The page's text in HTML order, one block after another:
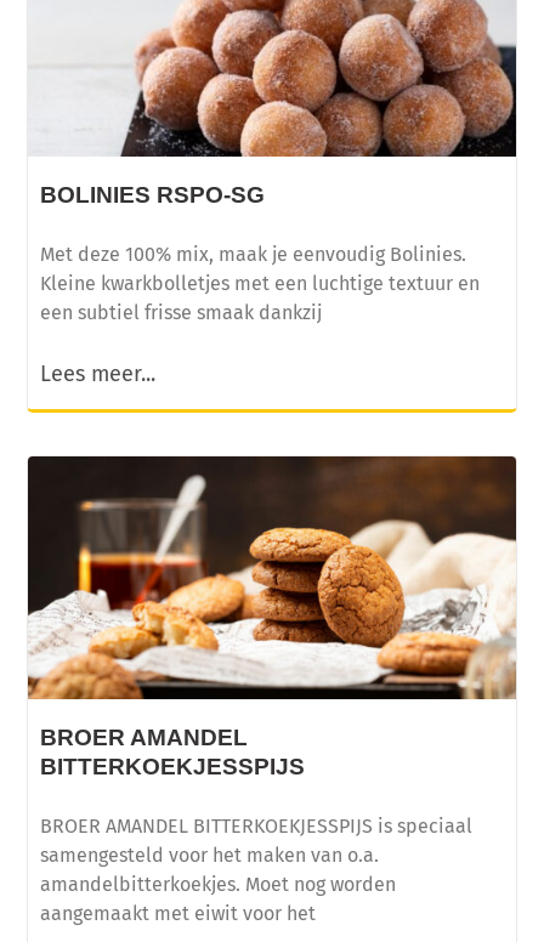
BOLINIES RSPO-SG
Met deze 100% mix, maak je eenvoudig Bolinies.
Kleine kwarkbolletjes met een luchtige textuur en
een subtiel frisse smaak dankzij
Lees meer...
BROER AMANDEL
BITTERKOEKJESSPIJS
BROER AMANDEL BITTERKOEKJESSPIJS is speciaal
samengesteld voor het maken van o.a.
amandelbitterkoekjes. Moet nog worden
aangemaakt met eiwit voor het